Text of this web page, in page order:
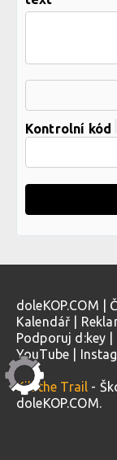
Kontrolní kód
doleKOP.COM
Kalendář
Podporuj d:key
YouTube
Kill the Trail -
doleKOP.COM.